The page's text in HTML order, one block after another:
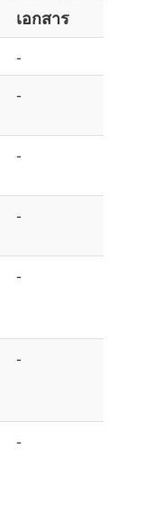
เอกสาร
-
-
-
-
-
-
-